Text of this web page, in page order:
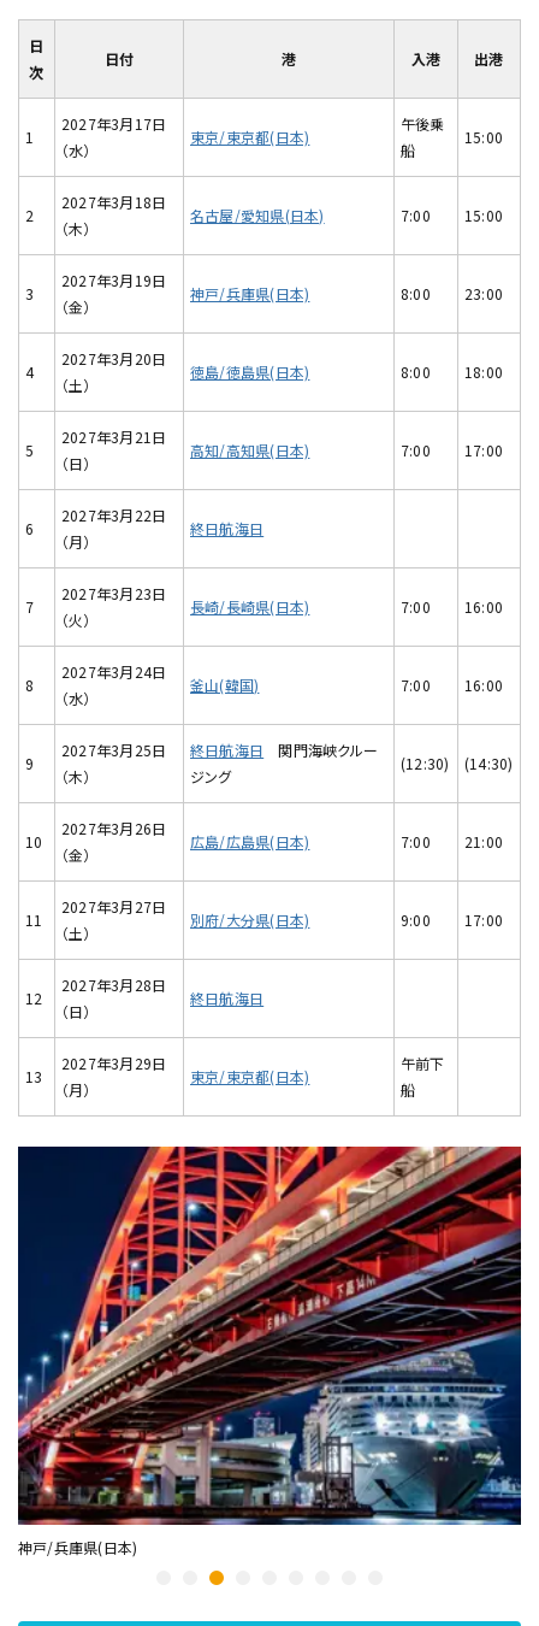
日
次
日付 港 入港 出港
1
2027年3月17日
（水）
東京/東京都(日本)
午後乗
船
15:00
2
2027年3月18日
（木）
名古屋/愛知県(日本) 7:00 15:00
3
2027年3月19日
（金）
神戸/兵庫県(日本) 8:00 23:00
4
2027年3月20日
（土）
徳島/徳島県(日本) 8:00 18:00
5
2027年3月21日
（日）
高知/高知県(日本) 7:00 17:00
6
2027年3月22日
（月）
終日航海日
7
2027年3月23日
（火）
長崎/長崎県(日本) 7:00 16:00
8
2027年3月24日
（水）
釜山(韓国) 7:00 16:00
9
2027年3月25日
（木）
終日航海日 関門海峡クルー
ジング
(12:30) (14:30)
10
2027年3月26日
（金）
広島/広島県(日本) 7:00 21:00
11
2027年3月27日
（土）
別府/大分県(日本) 9:00 17:00
12
2027年3月28日
（日）
終日航海日
13
2027年3月29日
（月）
東京/東京都(日本)
午前下
船
神戸/兵庫県(日本)